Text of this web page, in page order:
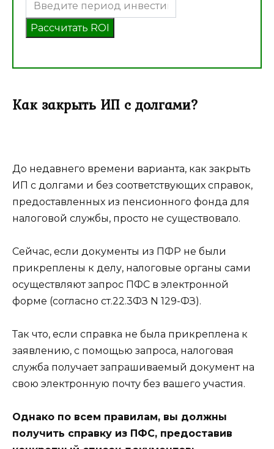
Рассчитать ROI
Как закрыть ИП с долгами?
До недавнего времени варианта, как закрыть
ИП с долгами и без соответствующих справок,
предоставленных из пенсионного фонда для
налоговой службы, просто не существовало.
Сейчас, если документы из ПФР не были
прикреплены к делу, налоговые органы сами
осуществляют запрос ПФС в электронной
форме (согласно ст.22.3ФЗ N 129-ФЗ).
Так что, если справка не была прикреплена к
заявлению, с помощью запроса, налоговая
служба получает запрашиваемый документ на
свою электронную почту без вашего участия.
Однако по всем правилам, вы должны
получить справку из ПФС, предоставив